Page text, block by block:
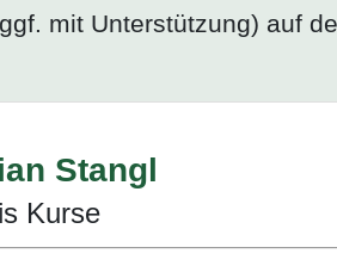
mit Unterstützung) auf
Stangl
Kurse